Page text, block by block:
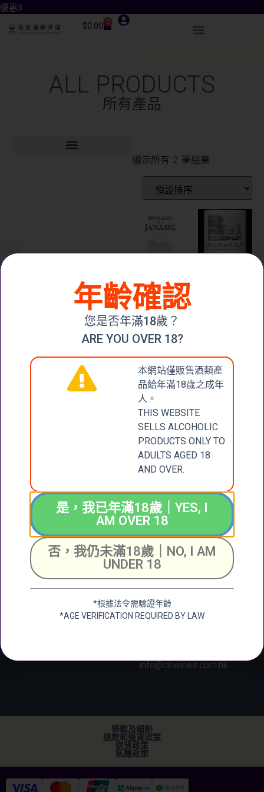
優惠3
$0.00 0
ALL PRODUCTS
所有產品
顯示所有 2 筆結果
DOMAINE DE
LA JANASSE
CÔTES DU
RHÔNE
VILLAGES
TERRE
D’ARGILE
308.00
加入購物車
$500.00
加入購物車
CONTACT
聯絡我們
+852 6388 4444
張記國際洋酒有限公
司
INTERNATIONAL
WINES LIMITED
新界大圍成運道25-27
號成全工業大廈地下2
號舖
Unit 2, G/F, Shing
Chuen Industrial
Building, 25 Shing
Wan Road, Tai Wai,
info@ckwines.com.hk
條款及細則
退款和退貨政策
送貨政策
私隱政策
年齡確認
您是否年滿18歲？
ARE YOU OVER 18?
本網站僅販售酒類產
品給年滿18歲之成年
人。
THIS WEBSITE
SELLS ALCOHOLIC
PRODUCTS ONLY TO
ADULTS AGED 18
AND OVER.
是，我已年滿18歲｜YES, I
AM OVER 18
否，我仍未滿18歲｜NO, I AM
UNDER 18
*根據法令需驗證年齡
*AGE VERIFICATION REQUIRED BY LAW